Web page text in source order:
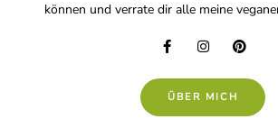
können und verrate dir alle meine
ÜBER MICH